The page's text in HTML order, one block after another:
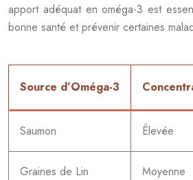
apport adéquat en oméga-3 est
bonne santé et prévenir certaines
Source d’Oméga-3
Saumon Élevée
Graines de Lin Moyenne